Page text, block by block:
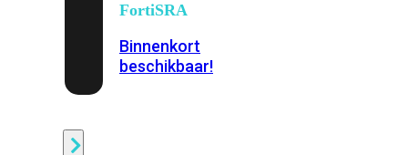
FortiSRA
Binnenkort
beschikbaar!